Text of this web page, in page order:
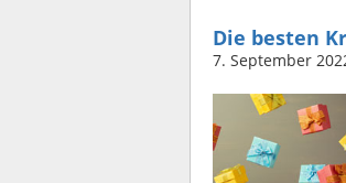
Die besten
7. September